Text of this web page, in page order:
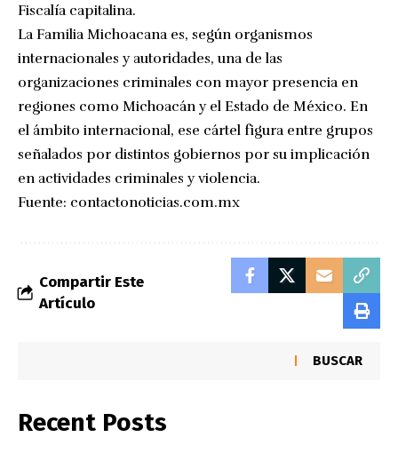
Fiscalía capitalina.
La Familia Michoacana es, según organismos
internacionales y autoridades, una de las
organizaciones criminales con mayor presencia en
regiones como Michoacán y el Estado de México. En
el ámbito internacional, ese cártel figura entre grupos
señalados por distintos gobiernos por su implicación
en actividades criminales y violencia.
Fuente: contactonoticias.com.mx
Compartir Este
Artículo
BUSCAR
Recent Posts